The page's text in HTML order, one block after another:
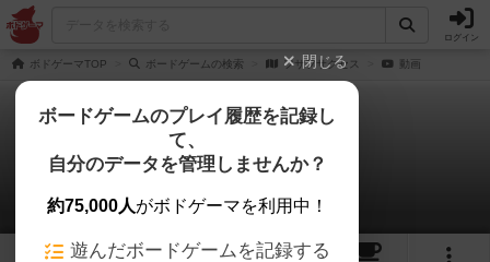
ログイン
ボドゲーマTOP ボードゲームの検索 フサフサクセス 動画
フサフサクセス
0件の動画
11
閉じる
ボードゲームのプレイ履歴を記録し
て、
自分のデータを管理しませんか？
約75,000人がボドゲーマを利用中！
遊んだボードゲームを記録する